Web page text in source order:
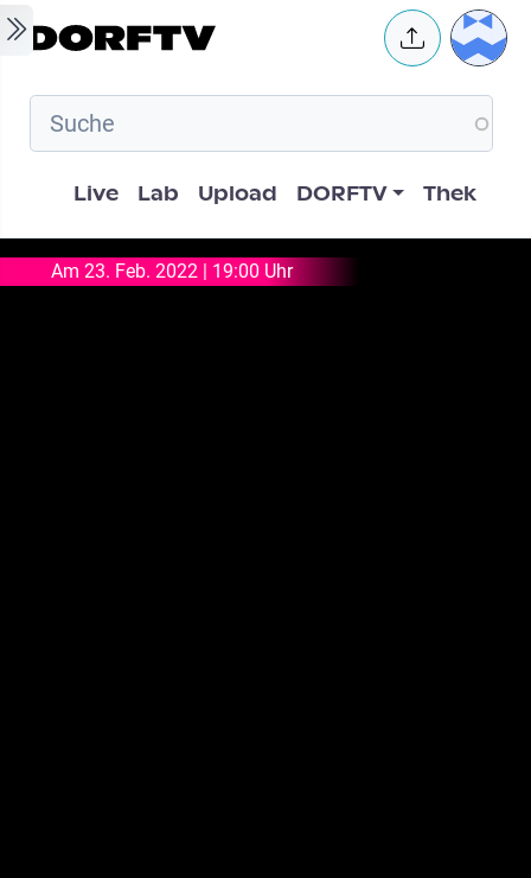
Skip to main content User
Hauptnavigation
Live Lab Upload DORFTV Thek
Am 23. Feb. 2022 | 19:00 Uhr